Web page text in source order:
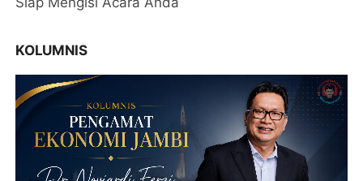
KOLUMNIS